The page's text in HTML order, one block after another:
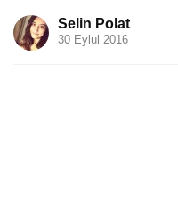
Selin Polat
30 Eylül 2016